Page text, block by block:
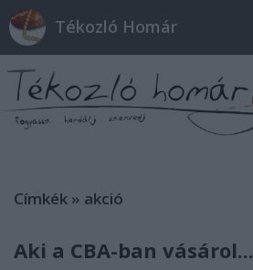
Tékozló Homár
Címkék » akció
Aki a CBA-ban vásárol...